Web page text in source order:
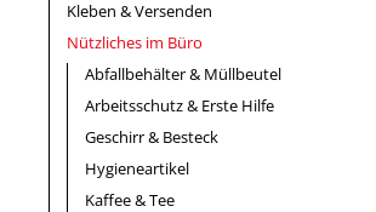
Kleben & Versenden
Nützliches im Büro
Abfallbehälter & Müllbeutel
Arbeitsschutz & Erste Hilfe
Geschirr & Besteck
Hygieneartikel
Kaffee & Tee